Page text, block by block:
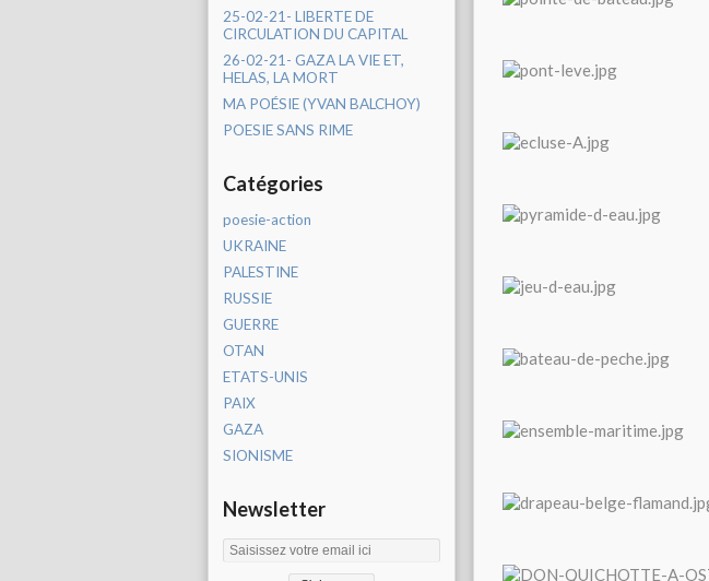
25-02-21- LIBERTE DE
CIRCULATION DU CAPITAL
26-02-21- GAZA LA VIE ET,
HELAS, LA MORT
MA POÉSIE (YVAN BALCHOY)
POESIE SANS RIME
Catégories
poesie-action
UKRAINE
PALESTINE
RUSSIE
GUERRE
OTAN
ETATS-UNIS
PAIX
GAZA
SIONISME
Newsletter